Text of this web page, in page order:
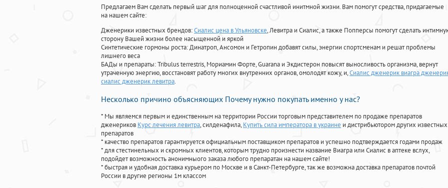
Предлагаем Вам сделать первый шаг для полноценной счастливой инитмной жизни. Вам помогут средства, придагаемые
на нашем сайте:
Дженерики известных брендов:Сиалис цена в Ульяновске, Левитра и Сиалис, а также Попперсы помогут сделать
сторону Вашей жизни более насыщенной и яркой
Синтетические гормоны роста: Динатроп, Ансомон и Гетропин добавят силы, энергии спортсменам и решат проблемы
лишнего веса
БАДы и препараты:Tribulus terrestris, Мориамин Форте, Guarana и Экдистерон повысят выносливость организма, вернут
утраченную энергию, восстановят работу многих внутренних органов, омолодят кожу, и,Сиалис дженерик виагра
сиалис дженерик левитра.
Несколько причино объясняющих Почему нужно покупать именно у нас?
* Мы являемся первым и единственным на территории России торговым представителем по продаже препаратов
дженериков Курс лечения левитра, силденафила, Купить сила императора в украине и дистрибьютором других известных
препаратов
* качество препаратов гарантируется официальным поставщиком препаратов и успешно подтверждается годами продаж
* для стестинельных и скромных клиентов, которым трудно произнести название Виагра или Сиалис в аптеке вслух,
подойдет возможность анонимныого заказа любого препаратан на нашем сайте!
* быстрая и удобная доставка курьером по Москве и в Санкт-Петербурге, так же возможна доставка препаратов почтой
России в другие регионы 1м классом